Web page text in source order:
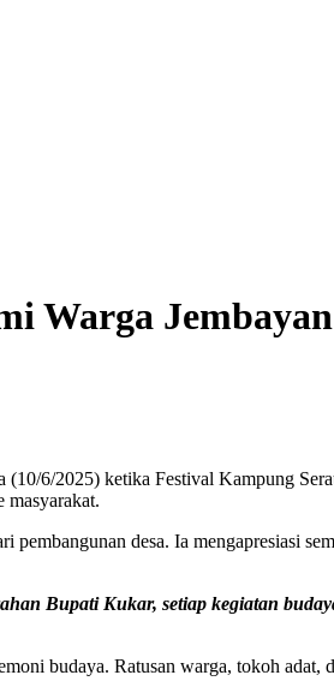
Warga
6/2025) ketika Festival Kampung
masyarakat.
desa. Ia mengapresiasi
Bupati Kukar, setiap kegiatan
budaya. Ratusan warga, tokoh adat,